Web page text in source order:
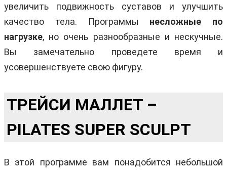
увеличить подвижность суставов и улучшить
качество тела. Программы несложные по
нагрузке, но очень разнообразные и нескучные.
Вы замечательно проведете время и
усовершенствуете свою фигуру.
ТРЕЙСИ МАЛЛЕТ –
PILATES SUPER SCULPT
В этой программе вам понадобится небольшой